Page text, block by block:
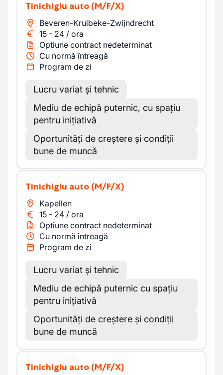
Tinichigiu auto (M/F/X)
Beveren-Kruibeke-Zwijndrecht
15 - 24 / ora
Optiune contract nedeterminat
Cu normă întreagă
Program de zi
Lucru variat și tehnic
Mediu de echipă puternic, cu spațiu
pentru inițiativă
Oportunități de creștere și condiții
bune de muncă
Tinichigiu auto (M/F/X)
Kapellen
15 - 24 / ora
Optiune contract nedeterminat
Cu normă întreagă
Program de zi
Lucru variat și tehnic
Mediu de echipă puternic cu spațiu
pentru inițiativă
Oportunități de creștere și condiții
bune de muncă
Tinichigiu auto (M/F/X)